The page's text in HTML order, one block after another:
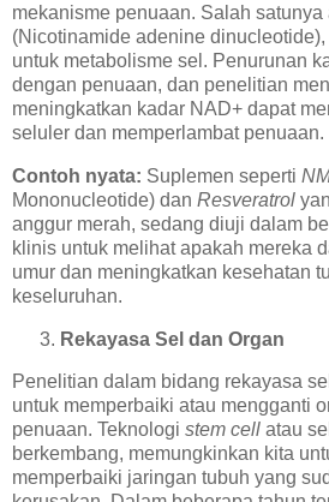
mekanisme penuaan. Salah satunya
(Nicotinamide adenine
untuk metabolisme sel. Penurunan
dengan penuaan, dan penelitian
meningkatkan kadar NAD+ dapat
seluler dan memperlambat penuaan.
Contoh nyata: Suplemen seperti
Mononucleotide) dan Resveratrol
anggur merah, sedang diuji dalam
klinis untuk melihat apakah mereka
umur dan meningkatkan kesehatan
keseluruhan.
Rekayasa Sel dan Organ
Penelitian dalam bidang rekayasa
untuk memperbaiki atau mengganti
penuaan. Teknologi stem cell atau
berkembang, memungkinkan kita
memperbaiki jaringan tubuh yang